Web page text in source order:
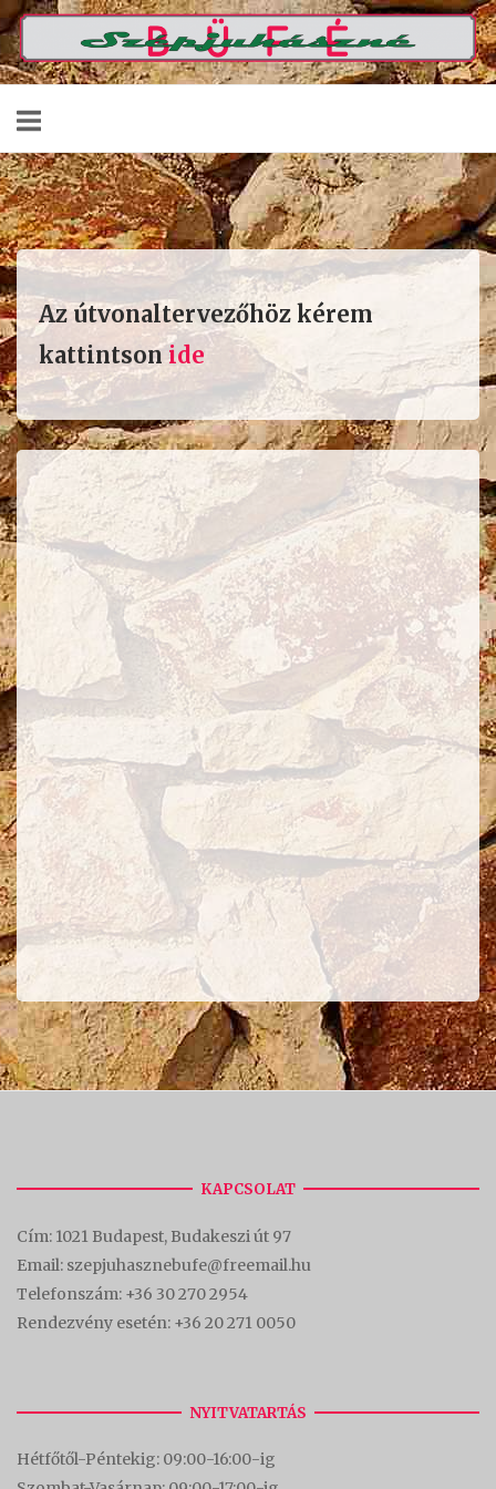
Skip
to
content
Home
Az útvonaltervezőhöz kérem
kattintsonide
KAPCSOLAT
Cím: 1021 Budapest, Budakeszi út 97
Email: szepjuhasznebufe@freemail.hu
Telefonszám: +36 30 270 2954
Rendezvény esetén: +36 20 271 0050
NYITVATARTÁS
Hétfőtől-Péntekig: 09:00-16:00-ig